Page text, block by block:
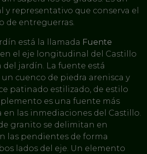
y representativo que conserva el
de entreguerras.
está la llamada Fuente
el eje longitudinal del Castillo
del jardín. La fuente está
cuenco de piedra arenisca y
patinado estilizado, de estilo
es una fuente más
en las inmediaciones del Castillo.
granito se delimitan en
las pendientes de forma
lados del eje. Un elemento